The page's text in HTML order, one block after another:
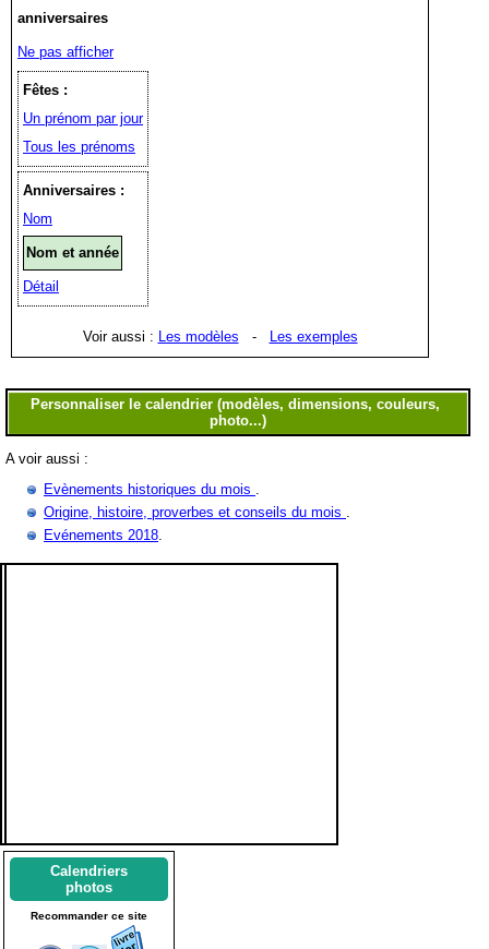
anniversaires
Ne pas afficher
Fêtes :
Un prénom par jour
Tous les prénoms
Anniversaires :
Nom
Nom et année
Détail
Voir aussi : Les modèles - Les exemples
A voir aussi :
Evènements historiques du mois .
Origine, histoire, proverbes et conseils du mois .
Evénements 2018.
Calendriers
photos
Recommander ce site